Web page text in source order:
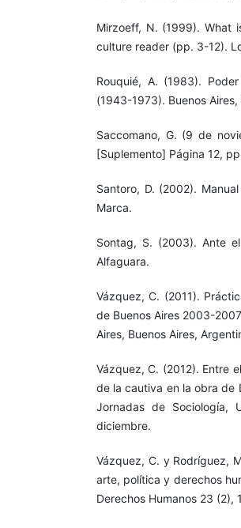
Mirzoeff, N. (1999). What
culture reader (pp. 3-12).
Rouquié, A. (1983).
(1943-1973). Buenos
Saccomano, G. (9 de
[Suplemento] Página 12,
Santoro, D. (2002).
Marca.
Sontag, S. (2003). Ante
Alfaguara.
Vázquez, C. (2011).
de Buenos Aires 2003-
Aires, Buenos Aires,
Vázquez, C. (2012). Entre
de la cautiva en la obra de
Jornadas de
diciembre.
Vázquez, C. y Rodríguez,
arte, política y derechos
Derechos Humanos 23 (2),